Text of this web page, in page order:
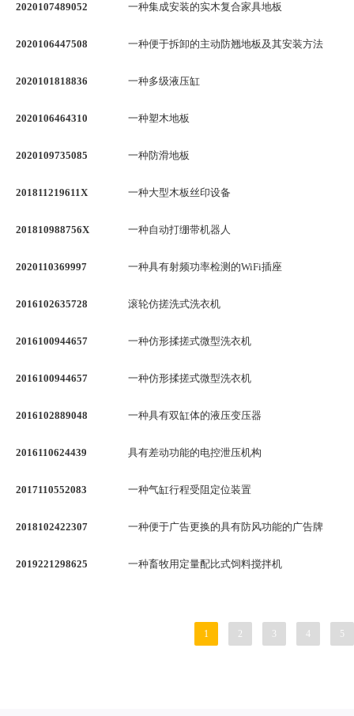
2020107489052 一种集成安装的实木复合家具地板
2020106447508 一种便于拆卸的主动防翘地板及其安装方法
2020101818836 一种多级液压缸
2020106464310 一种塑木地板
2020109735085 一种防滑地板
201811219611X 一种大型木板丝印设备
201810988756X 一种自动打绷带机器人
2020110369997 一种具有射频功率检测的WiFi插座
2016102635728 滚轮仿搓洗式洗衣机
2016100944657 一种仿形揉搓式微型洗衣机
2016100944657 一种仿形揉搓式微型洗衣机
2016102889048 一种具有双缸体的液压变压器
2016110624439 具有差动功能的电控泄压机构
2017110552083 一种气缸行程受阻定位装置
2018102422307 一种便于广告更换的具有防风功能的广告牌
2019221298625 一种畜牧用定量配比式饲料搅拌机
1 2 3 4 5